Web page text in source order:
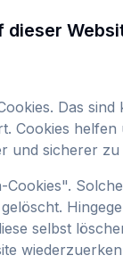
dieser
Das
Cookies
und sicherer zu
Cookies".
selbst